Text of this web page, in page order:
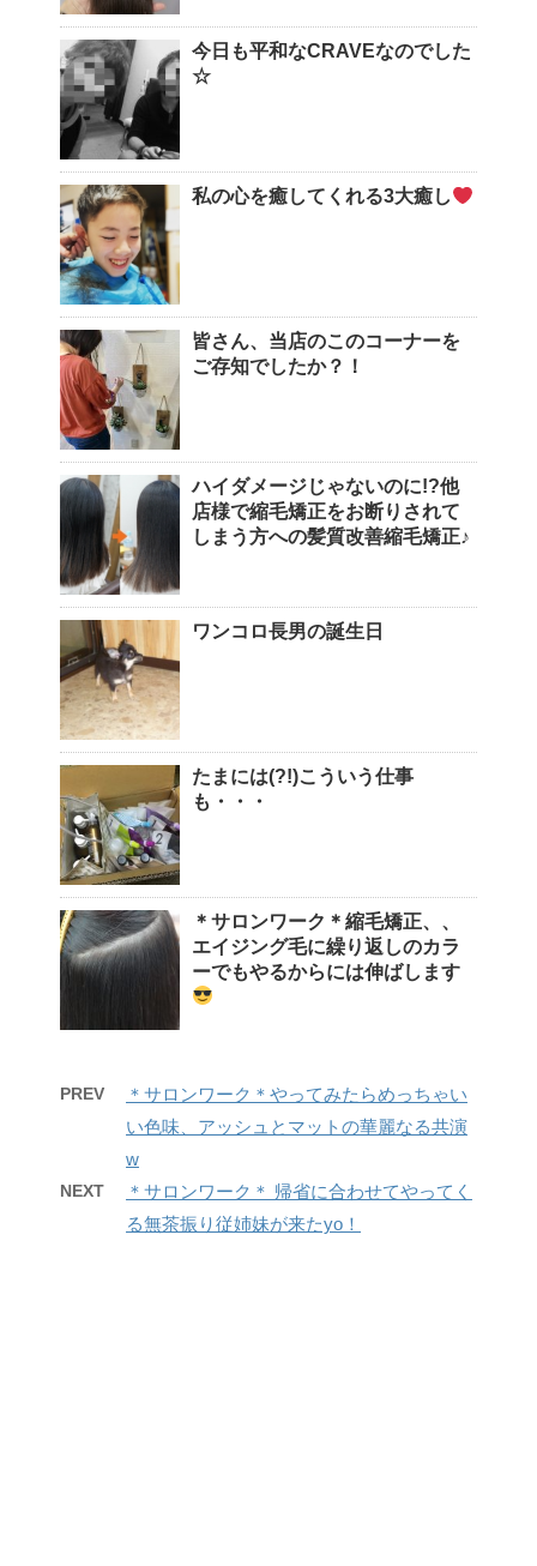
今日も平和なCRAVEなのでした
☆
私の心を癒してくれる3大癒し
皆さん、当店のこのコーナーを
ご存知でしたか？！
ハイダメージじゃないのに!?他
店様で縮毛矯正をお断りされて
しまう方への髪質改善縮毛矯正♪
ワンコロ長男の誕生日
たまには(?!)こういう仕事
も・・・
＊サロンワーク＊縮毛矯正、、
エイジング毛に繰り返しのカラ
ーでもやるからには伸ばします
PREV
＊サロンワーク＊やってみたらめっちゃい
い色味、アッシュとマットの華麗なる共演
w
NEXT
＊サロンワーク＊ 帰省に合わせてやってく
る無茶振り従姉妹が来たyo！